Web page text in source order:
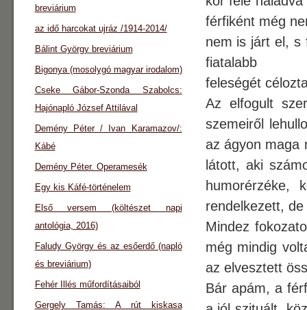
férfiként még
nem is járt el, s
fiatalabb
feleségét
Az elfogult
szemeiről
az ágyon maga
látott, aki
humorérzéke,
rendelkezett,
Mindez
még mindig
az elvesztett
Bár apám, a
breviárium
az idő harcokat ujráz /1914-2014/
Bálint György breviárium
Bigonya (mosolygó magyar irodalom)
Cseke Gábor-Szonda Szabolcs:
Hajónapló József Attilával
Demény Péter / Ivan Karamazov/:
Kábé
Demény Péter. Operamesék
Egy kis Káfé-történelem
Első versem (költészet napi
antológia, 2016)
Faludy György és az esőerdő (napló
és breviárium)
Fehér Illés műfordításaiból
Gergely Tamás: A rút kiskasa